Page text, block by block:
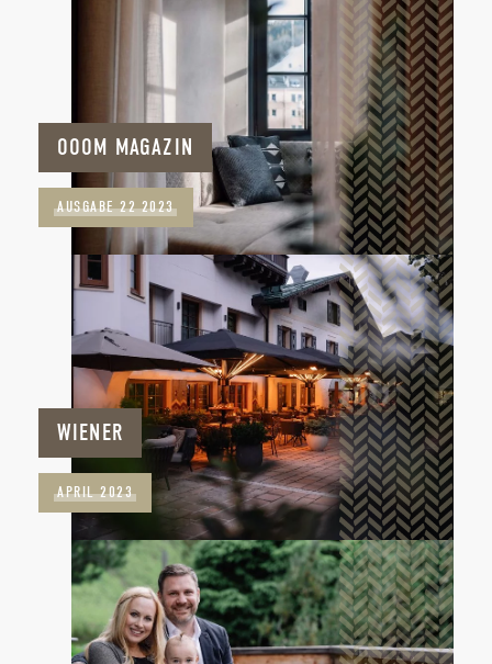
OOOM MAGAZIN
AUSGABE 22 2023
WIENER
APRIL 2023